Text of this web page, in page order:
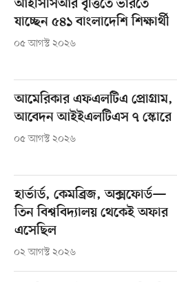
আইসিসিআর বৃত্তিতে ভারতে
যাচ্ছেন ৫৪১ বাংলাদেশি শিক্ষার্থী
০৫ আগস্ট ২০২৬
আমেরিকার এফএলটিএ প্রোগ্রাম,
আবেদন আইইএলটিএস ৭ স্কোরে
০৫ আগস্ট ২০২৬
হার্ভার্ড, কেমব্রিজ, অক্সফোর্ড—
তিন বিশ্ববিদ্যালয় থেকেই অফার
এসেছিল
০২ আগস্ট ২০২৬